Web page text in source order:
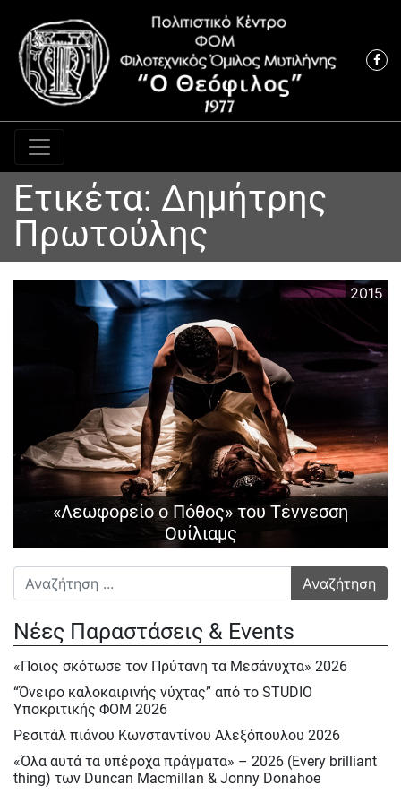
Κύρια πλοήγηση
Ετικέτα: Δημήτρης
Πρωτούλης
2015
«Λεωφορείο ο Πόθος» του Τέννεσση
Ουίλιαμς
Αναζήτηση για:
Νέες Παραστάσεις & Events
«Ποιος σκότωσε τον Πρύτανη τα Μεσάνυχτα» 2026
“Όνειρο καλοκαιρινής νύχτας” από το STUDIO
Υποκριτικής ΦΟΜ 2026
Ρεσιτάλ πιάνου Κωνσταντίνου Αλεξόπουλου 2026
«Όλα αυτά τα υπέροχα πράγματα» – 2026 (Every brilliant
thing) των Duncan Macmillan & Jonny Donahoe